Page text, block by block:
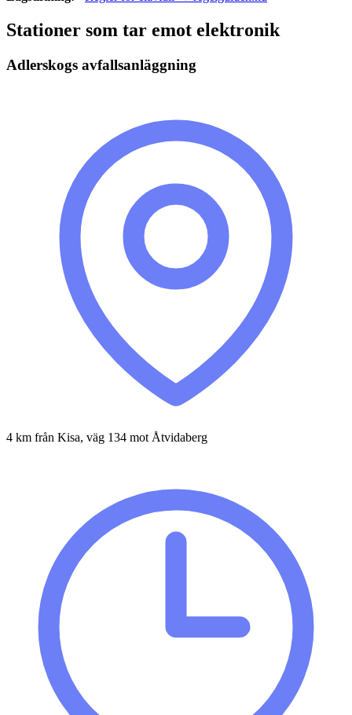
Stationer som tar emot elektronik
Adlerskogs avfallsanläggning
4 km från Kisa, väg 134 mot Åtvidaberg